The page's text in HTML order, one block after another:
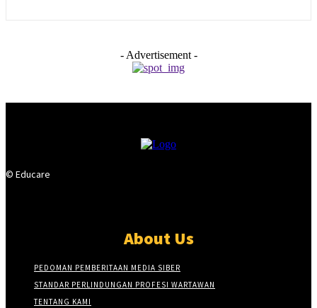
- Advertisement -
© Educare
About Us
PEDOMAN PEMBERITAAN MEDIA SIBER
STANDAR PERLINDUNGAN PROFESI WARTAWAN
TENTANG KAMI